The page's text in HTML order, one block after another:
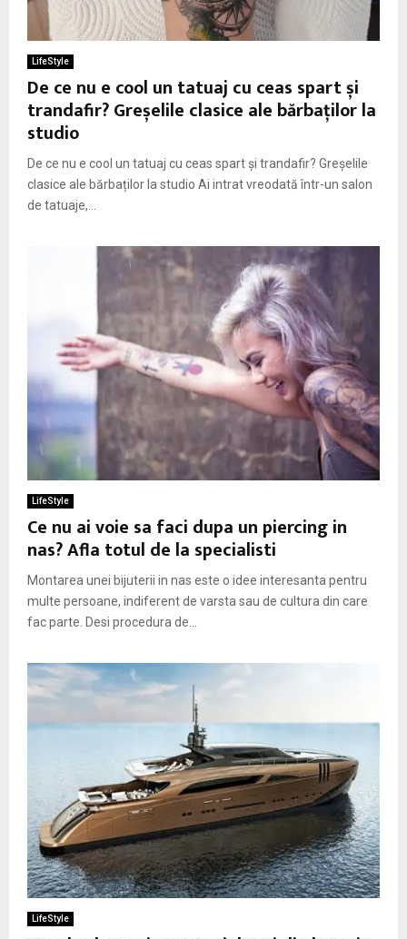
E
N
LifeStyle
De ce nu e cool un tatuaj cu ceas spart și
trandafir? Greșelile clasice ale bărbaților la
studio
De ce nu e cool un tatuaj cu ceas spart și trandafir? Greșelile
clasice ale bărbaților la studio Ai intrat vreodată într-un salon
de tatuaje,...
LifeStyle
Ce nu ai voie sa faci dupa un piercing in
nas? Afla totul de la specialisti
Montarea unei bijuterii in nas este o idee interesanta pentru
multe persoane, indiferent de varsta sau de cultura din care
fac parte. Desi procedura de...
LifeStyle